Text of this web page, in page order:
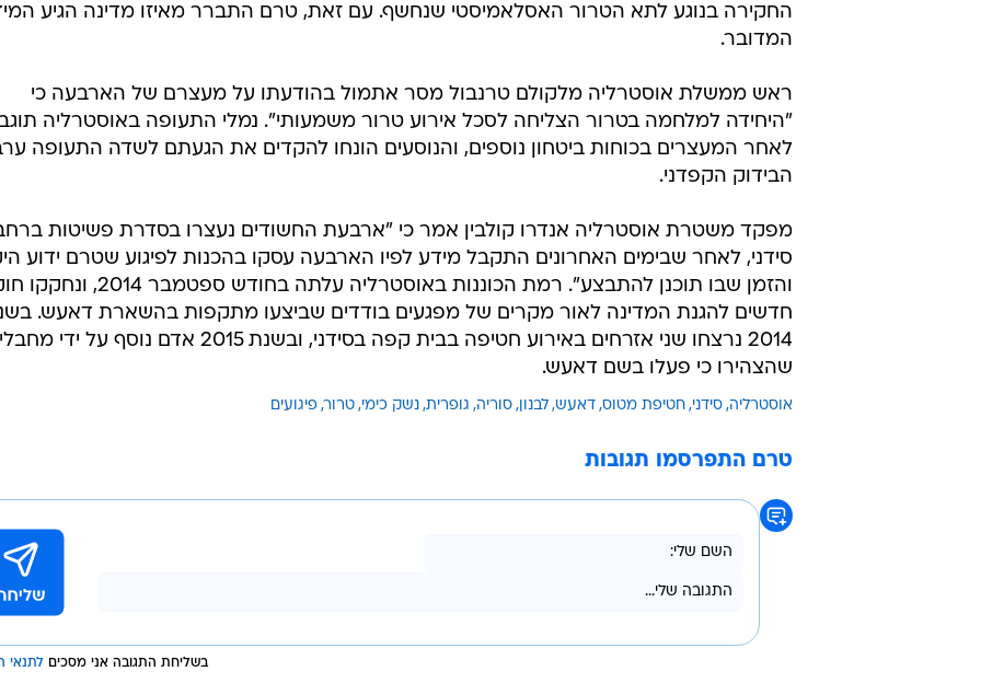
החקירה בנוגע לתא הטרור האסלאמיסטי שנחשף. עם זאת, טרם התברר מאיזו מדינה הגיע
המדובר.
ראש ממשלת אוסטרליה מלקולם טרנבול מסר אתמול בהודעתו על מעצרם של הארבעה כי
"היחידה למלחמה בטרור הצליחה לסכל אירוע טרור משמעותי". נמלי התעופה באוסטרליה
לאחר המעצרים בכוחות ביטחון נוספים, והנוסעים הונחו להקדים את הגעתם לשדה התעופה
הבידוק הקפדני.
מפקד משטרת אוסטרליה אנדרו קולבין אמר כי "ארבעת החשודים נעצרו בסדרת פשיטות
סידני, לאחר שבימים האחרונים התקבל מידע לפיו הארבעה עסקו בהכנות לפיגוע שטרם ידוע
והזמן שבו תוכנן להתבצע". רמת הכוננות באוסטרליה עלתה בחודש
חדשים להגנת המדינה לאור מקרים של מפגעים בודדים שביצעו מתקפות בהשארת דאעש.
2014 נרצחו שני אזרחים באירוע חטיפה בבית קפה בסידני, ובשנת 2015 אדם נוסף על
שהצהירו כי פעלו בשם דאעש.
אוסטרליה סידני חטיפת מטוס דאעש לבנון סוריה גופרית נשק כימי טרור פיגועים
טרם התפרסמו תגובות
בשליחת התגובה אני מסכים לתנאי